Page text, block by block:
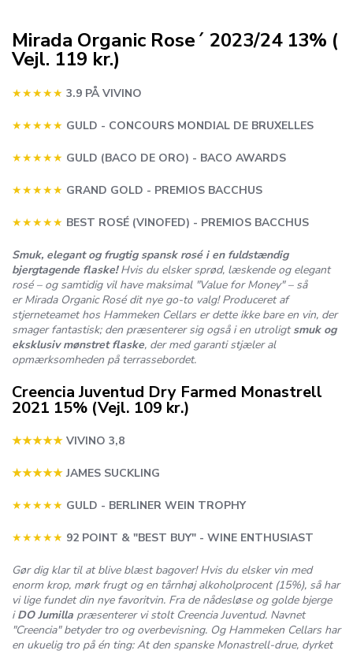
Mirada Organic Rose´ 2023/24 13% (
Vejl. 119 kr.)
★★★★★ 3.9 PÅ VIVINO
★★★★★ GULD - CONCOURS MONDIAL DE BRUXELLES
★★★★★ GULD (BACO DE ORO) - BACO AWARDS
★★★★★ GRAND GOLD - PREMIOS BACCHUS
★★★★★ BEST ROSÉ (VINOFED) - PREMIOS BACCHUS
Smuk, elegant og frugtig spansk rosé i en fuldstændig
bjergtagende flaske!Hvis du elsker sprød, læskende og elegant
rosé – og samtidig vil have maksimal "Value for Money" – så
erMirada Organic Rosédit nye go-to valg! Produceret af
stjerneteamet hos Hammeken Cellars er dette ikke bare en vin, der
smager fantastisk; den præsenterer sig også i en utroligtsmuk og
eksklusiv mønstret flaske, der med garanti stjæler al
opmærksomheden på terrassebordet.
Creencia Juventud Dry Farmed Monastrell
2021 15% (Vejl. 109 kr.)
★★★★★ VIVINO 3,8
★★★★★JAMES SUCKLING
★★★★★ GULD - BERLINER WEIN TROPHY
★★★★★ 92 POINT & "BEST BUY" - WINE ENTHUSIAST
Gør dig klar til at blive blæst bagover! Hvis du elsker vin med
enorm krop, mørk frugt og en tårnhøj alkoholprocent (15%), så har
vi lige fundet din nye favoritvin. Fra de nådesløse og golde bjerge
iDO Jumilla præsenterer vi stolt Creencia Juventud. Navnet
"Creencia" betyder tro og overbevisning. Og Hammeken Cellars har
en ukuelig tro på én ting: At den spanske Monastrell-drue, dyrket